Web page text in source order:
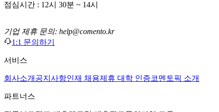
점심시간 : 12시 30분 ~ 14시
기업 제휴 문의: help@comento.kr
1:1 문의하기
서비스
회사소개 공지사항인재 채용제휴 대학 인증코멘토픽 소개
파트너스